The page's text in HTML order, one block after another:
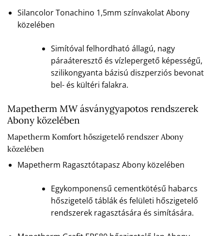
Silancolor Tonachino 1,5mm színvakolat Abony
közelében
Simítóval felhordható állagú, nagy
páraáteresztő és vízlepergető képességű,
szilikongyanta bázisú diszperziós bevonat
bel- és kültéri falakra.
Mapetherm MW ásványgyapotos rendszerek
Abony közelében
Mapetherm Komfort hőszigetelő rendszer Abony
közelében
Mapetherm Ragasztótapasz Abony közelében
Egykomponensű cementkötésű habarcs
hőszigetelő táblák és felületi hőszigetelő
rendszerek ragasztására és simítására.